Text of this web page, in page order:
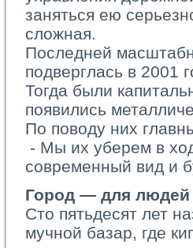
заняться ею
сложная.
Последней
подверглась в 2001
Тогда были
появились
По поводу них
- Мы их уберем в
современный вид и
Город — для людей
Сто пятьдесят лет
мучной базар, где